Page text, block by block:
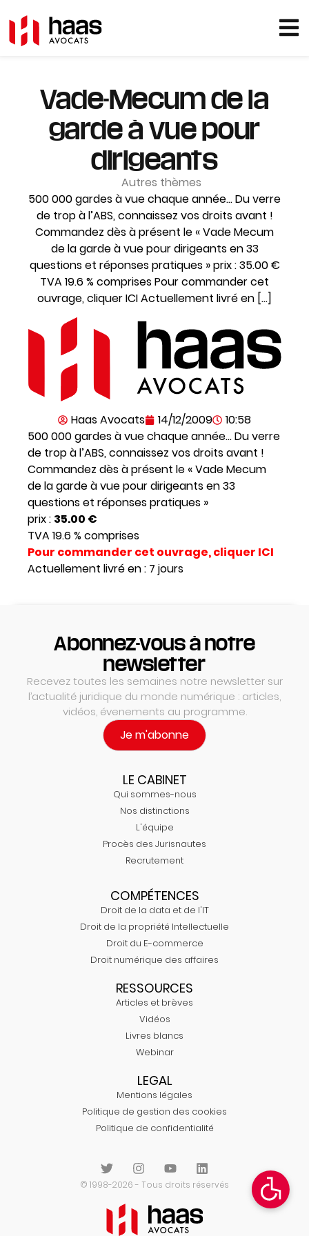
Vade-Mecum de la
garde à vue pour
dirigeants
Autres thèmes
500 000 gardes à vue chaque année… Du verre
de trop à l’ABS, connaissez vos droits avant !
Commandez dès à présent le « Vade Mecum
de la garde à vue pour dirigeants en 33
questions et réponses pratiques » prix : 35.00 €
TVA 19.6 % comprises Pour commander cet
ouvrage, cliquer ICI Actuellement livré en […]
Haas Avocats 14/12/2009
10:58
500 000 gardes à vue chaque année… Du verre
de trop à l’ABS, connaissez vos droits avant !
Commandez dès à présent le « Vade Mecum
de la garde à vue pour dirigeants en 33
questions et réponses pratiques »
prix : 35.00 €
TVA 19.6 % comprises
Pour commander cet ouvrage, cliquer ICI
Actuellement livré en : 7 jours
Abonnez-vous à notre
newsletter
Recevez toutes les semaines notre newsletter sur
l’actualité juridique du monde numérique : articles,
vidéos, évenements au programme.
Je m'abonne
LE CABINET
Qui sommes-nous
Nos distinctions
L'équipe
Procès des Jurisnautes
Recrutement
COMPÉTENCES
Droit de la data et de l'IT
Droit de la propriété Intellectuelle
Droit du E-commerce
Droit numérique des affaires
RESSOURCES
Articles et brèves
Vidéos
Livres blancs
Webinar
LEGAL
Mentions légales
Politique de gestion des cookies
Politique de confidentialité
© 1998-2026 - Tous droits réservés